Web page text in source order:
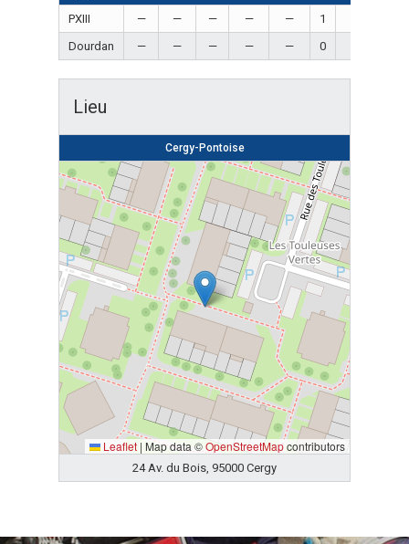
PXIII — — — — — 1
Dourdan
— — — — — 0
Lieu
Cergy-Pontoise
Leaflet | Map data ©OpenStreetMapcontributors
24 Av. du Bois, 95000 Cergy